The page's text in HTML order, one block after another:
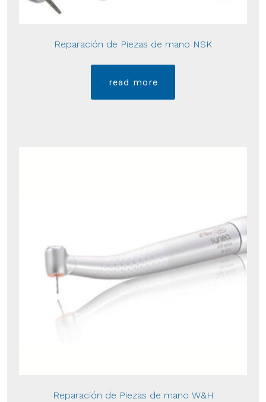
Reparación de Piezas de mano NSK
read more
Reparación de Piezas de mano W&H